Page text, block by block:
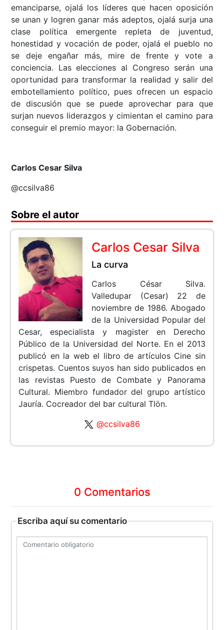
emanciparse, ojalá los líderes que hacen oposición
se unan y logren ganar más adeptos, ojalá surja una
clase política emergente repleta de juventud,
honestidad y vocación de poder, ojalá el pueblo no
se deje engañar más, mire de frente y vote a
conciencia. Las elecciones al Congreso serán una
oportunidad para transformar la realidad y salir del
embotellamiento político, pues ofrecen un espacio
de discusión que se puede aprovechar para que
surjan nuevos liderazgos y cimientan el camino para
conseguir el premio mayor: la Gobernación.
Carlos Cesar Silva
@ccsilva86
Sobre el autor
Carlos Cesar Silva
La curva
Carlos César Silva.
Valledupar (Cesar) 22 de
noviembre de 1986. Abogado
de la Universidad Popular del
Cesar, especialista y magister en Derecho
Público de la Universidad del Norte. En el 2013
publicó en la web el libro de artículos Cine sin
crispetas. Cuentos suyos han sido publicados en
las revistas Puesto de Combate y Panorama
Cultural. Miembro fundador del grupo artístico
Jauría. Cocreador del bar cultural Tlön.
@ccsilva86
0 Comentarios
Escriba aquí su comentario